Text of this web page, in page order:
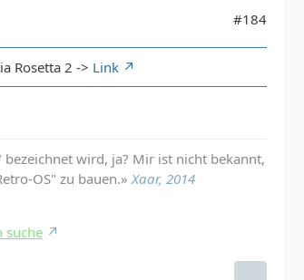
#184
Rosetta 2 -> Link
bezeichnet wird, ja? Mir ist nicht bekannt,
OS" zu bauen.»Xaar, 2014
suche